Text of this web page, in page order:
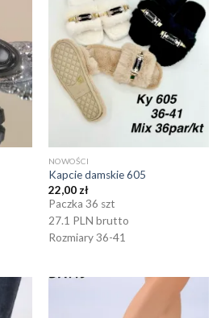
NOWOŚCI
Kapcie damskie 605
22,00 zł
Paczka 36 szt
27.1 PLN brutto
Rozmiary 36-41